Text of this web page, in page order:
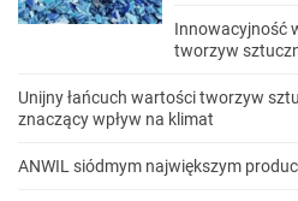
Innowacyjność
tworzyw
Unijny łańcuch wartości tworzyw
znaczący wpływ na klimat
ANWIL siódmym największym